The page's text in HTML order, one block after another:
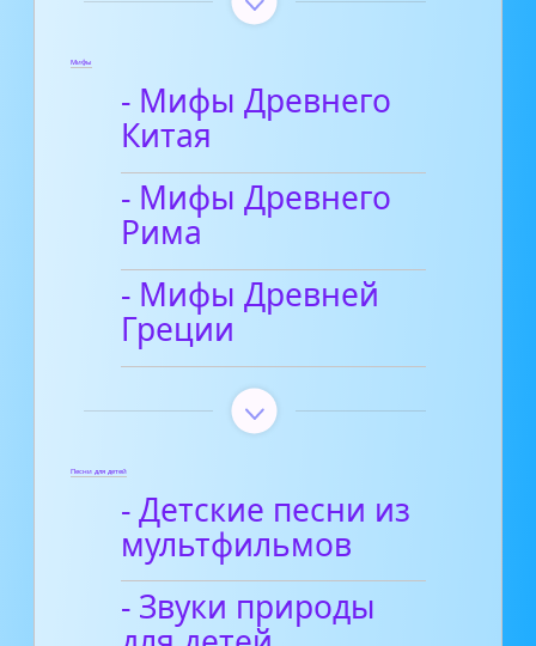
Мифы
- Мифы Древнего
Китая
- Мифы Древнего
Рима
- Мифы Древней
Греции
Песни для детей
- Детские песни из
мультфильмов
- Звуки природы